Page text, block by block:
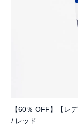
【60％ OFF】【レ
/ レッド